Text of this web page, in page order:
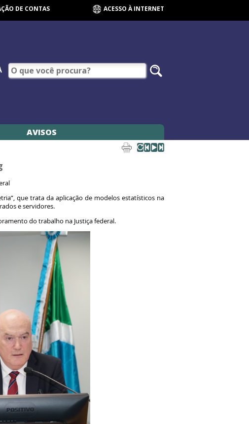
DE CONTAS ACESSO À INTERNET
AVISOS
que trata da aplicação de modelos estatísticos na
e servidores.
do trabalho na Justiça federal.